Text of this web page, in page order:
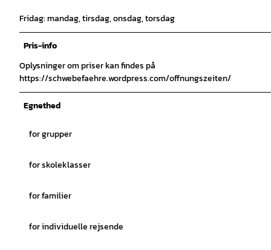
Fridag: mandag, tirsdag, onsdag, torsdag
Pris-info
Oplysninger om priser kan findes på
https://schwebefaehre.wordpress.com/offnungszeiten/
Egnethed
for grupper
for skoleklasser
for familier
for individuelle rejsende